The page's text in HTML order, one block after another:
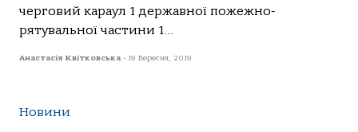
черговий караул 1 державної пожежно-
рятувальної частини 1...
Анастасія Квітковська - 19 Вересня, 2019
Новини